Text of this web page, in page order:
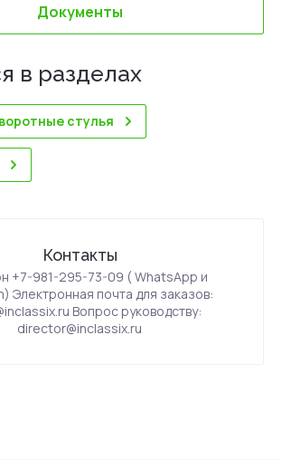
Документы
в разделах
стулья
Контакты
+7-981-295-73-09 ( WhatsApp и
Электронная почта для заказов:
Вопрос руководству:
director@inclassix.ru